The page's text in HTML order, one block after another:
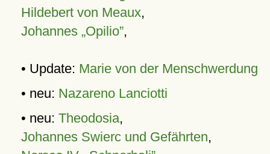
Hildebert von Meaux,
Johannes „Opilio”,
• Update: Marie von der Menschwerdung
• neu: Nazareno Lanciotti
• neu: Theodosia,
Johannes Swierc und Gefährten,